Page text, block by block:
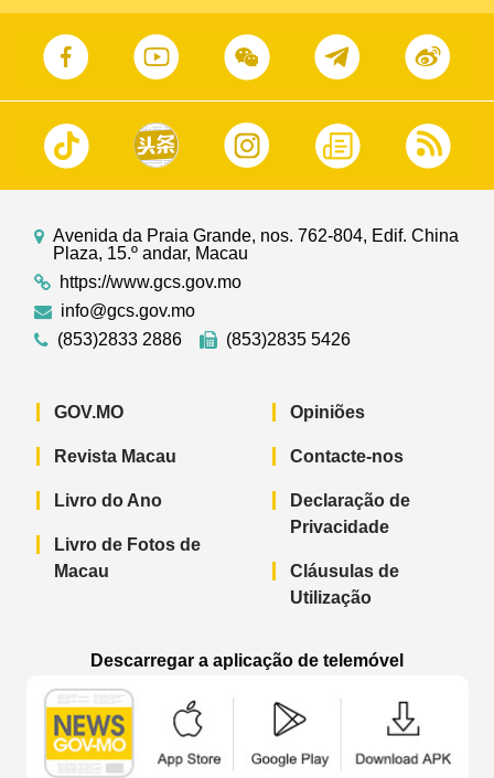
Avenida da Praia Grande, nos. 762-804, Edif. China
Plaza, 15.º andar, Macau
https://www.gcs.gov.mo
info@gcs.gov.mo
(853)2833 2886
(853)2835 5426
GOV.MO
Revista Macau
Livro do Ano
Livro de Fotos de
Macau
Opiniões
Contacte-nos
Declaração de
Privacidade
Cláusulas de
Utilização
Descarregar a aplicação de telemóvel